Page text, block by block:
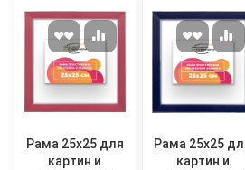
Рама 25x25 для
картин и
Рама 25x25
картин и